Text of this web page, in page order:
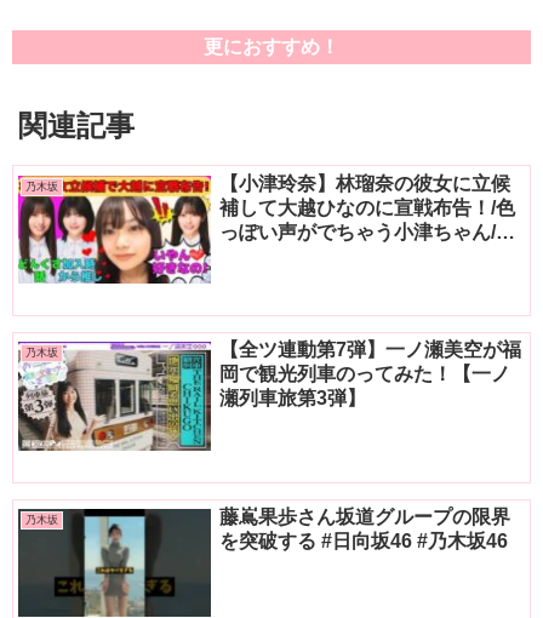
更におすすめ！
関連記事
乃木坂
【小津玲奈】林瑠奈の彼女に立候
補して大越ひなのに宣戦布告！/色
っぽい声がでちゃう小津ちゃん/海
乃木坂
【全ツ連動第7弾】一ノ瀬美空が福
岡で観光列車のってみた！【一ノ
瀬列車旅第3弾】
乃木坂
藤嶌果歩さん坂道グループの限界
を突破する #日向坂46 #乃木坂46